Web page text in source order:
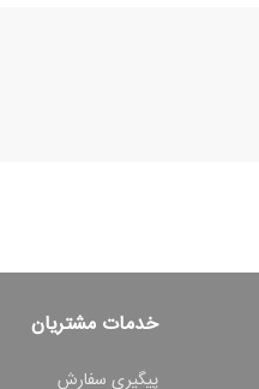
خدمات مشتریان
پیگیری سفارش